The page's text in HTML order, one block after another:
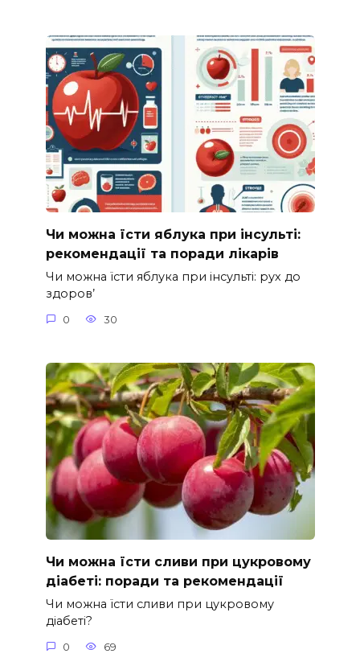
Чи можна їсти яблука при інсульті:
рекомендації та поради лікарів
Чи можна їсти яблука при інсульті: рух до
здоров’
0 30
Чи можна їсти сливи при цукровому
діабеті: поради та рекомендації
Чи можна їсти сливи при цукровому
діабеті?
0 69